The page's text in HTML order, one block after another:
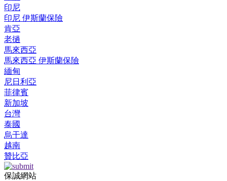
印尼
印尼 伊斯蘭保險
肯亞
老撾
馬來西亞
馬來西亞 伊斯蘭保險
緬甸
尼日利亞
菲律賓
新加坡
台灣
泰國
烏干達
越南
贊比亞
保誠網站